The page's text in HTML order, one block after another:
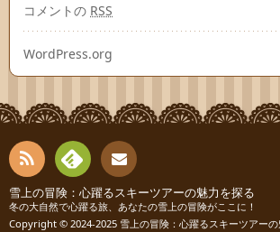
コメントの RSS
WordPress.org
RSS
Fee
お問
雪上の冒険：心躍るスキーツアーの魅力を探る
冬の大自然で心躍る旅、あなたの雪上の冒険がここに！
Copyright © 2024-2025 雪上の冒険：心躍るスキーツアー